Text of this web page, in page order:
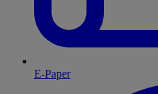
E-Paper